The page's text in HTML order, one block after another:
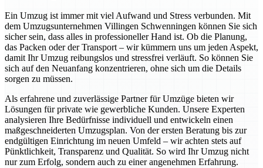
Ein Umzug ist immer mit viel Aufwand und Stress verbunden. Mit
dem Umzugsunternehmen Villingen Schwenningen können Sie sich
sicher sein, dass alles in professioneller Hand ist. Ob die Planung,
das Packen oder der Transport – wir kümmern uns um jeden Aspekt,
damit Ihr Umzug reibungslos und stressfrei verläuft. So können Sie
sich auf den Neuanfang konzentrieren, ohne sich um die Details
sorgen zu müssen.
Als erfahrene und zuverlässige Partner für Umzüge bieten wir
Lösungen für private wie gewerbliche Kunden. Unsere Experten
analysieren Ihre Bedürfnisse individuell und entwickeln einen
maßgeschneiderten Umzugsplan. Von der ersten Beratung bis zur
endgültigen Einrichtung im neuen Umfeld – wir achten stets auf
Pünktlichkeit, Transparenz und Qualität. So wird Ihr Umzug nicht
nur zum Erfolg, sondern auch zu einer angenehmen Erfahrung.